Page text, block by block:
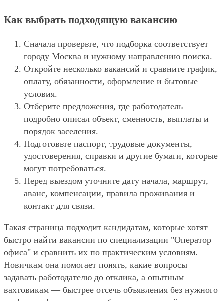
Как выбрать подходящую вакансию
Сначала проверьте, что подборка соответствует
городу Москва и нужному направлению поиска.
Откройте несколько вакансий и сравните график,
оплату, обязанности, оформление и бытовые
условия.
Отберите предложения, где работодатель
подробно описал объект, сменность, выплаты и
порядок заселения.
Подготовьте паспорт, трудовые документы,
удостоверения, справки и другие бумаги, которые
могут потребоваться.
Перед выездом уточните дату начала, маршрут,
аванс, компенсации, правила проживания и
контакт для связи.
Такая страница подходит кандидатам, которые хотят
быстро найти вакансии по специализации "Оператор
офиса" и сравнить их по практическим условиям.
Новичкам она помогает понять, какие вопросы
задавать работодателю до отклика, а опытным
вахтовикам — быстрее отсечь объявления без нужного